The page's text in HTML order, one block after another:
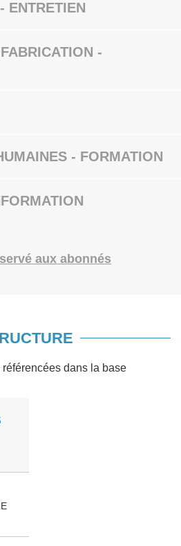
ENTRETIEN
-
- FORMATION
aux abonnés
dans la base